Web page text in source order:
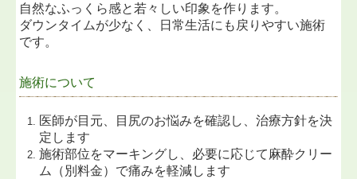
自然なふっくら感と若々しい印象を作ります。
ダウンタイムが少なく、日常生活にも戻りやすい施術
です。
施術について
医師が目元、目尻のお悩みを確認し、治療方針を決
定します
施術部位をマーキングし、必要に応じて麻酔クリー
ム（別料金）で痛みを軽減します